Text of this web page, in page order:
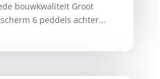
bouwkwaliteit Groot
6 peddels achter...